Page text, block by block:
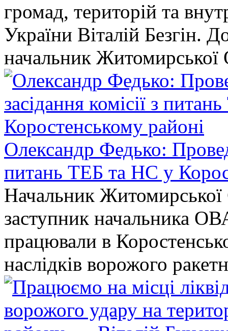
громад, територій та
України Віталій Безгін.
начальник
Олександр Федько:
питань ТЕБ та НС у
Начальник
заступник начальника
працювали в
наслідків ворожого